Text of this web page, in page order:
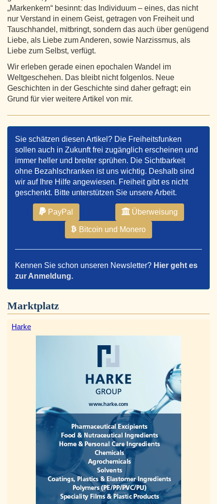
„Markenkern“ besinnt: das Individuum – eines, das nicht
nur Verstand in einem Geist, getragen von Freiheit und
Tauschhandel, mitbringt, sondern das auch über genügend
Liebe, als Liebe zum Anderen, sowie Narzissmus, als
Liebe zum Selbst, verfügt.
Wir erleben gerade einen epochalen Wandel im
Weltgeschehen. Das bleibt nicht folgenlos. Neue
Geschichten in der Geschichte sind daher gefragt; ein
Grund für vier weitere Artikel von mir.
Sie schätzen diesen Artikel? Die Freiheitsfunken
sollen auch in Zukunft frei zugänglich erscheinen und
immer heller und breiter sprühen. Die Sichtbarkeit
ohne Bezahlschranken ist uns wichtig. Deshalb sind
wir auf Ihre Hilfe angewiesen. Freiheit gibt es nicht
geschenkt. Bitte unterstützen Sie unsere Arbeit.
PayPal Überweisung
Bitcoin und Monero
Kennen Sie schon unseren Newsletter? Hier geht es
zur Anmeldung.
Marktplatz
Harke